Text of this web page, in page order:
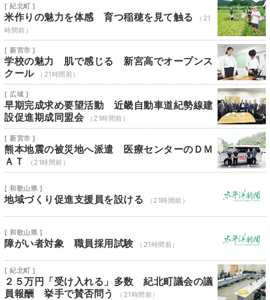
[ 紀北町 ]
米作りの魅力を体感 育つ稲穂を見て触る
（21
時間前）
[ 新宮市 ]
学校の魅力 肌で感じる 新宮高でオープンス
クール
（21時間前）
[ 広域 ]
早期完成求め要望活動 近畿自動車道紀勢線建
設促進期成同盟会
（21時間前）
[ 新宮市 ]
熊本地震の被災地へ派遣 医療センターのＤＭ
ＡＴ
（21時間前）
[ 和歌山県 ]
地域づくり促進支援員を設ける （21時間前）
[ 和歌山県 ]
障がい者対象 職員採用試験 （21時間前）
[ 紀北町 ]
２５万円「受け入れる」多数 紀北町議会の議
員報酬 挙手で賛否問う
（21時間前）